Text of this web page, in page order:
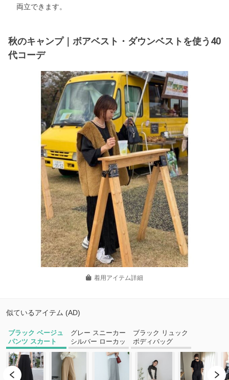
両立できます。
秋のキャンプ｜ボアベスト・ダウンベストを使う40
代コーデ
着用アイテム詳細